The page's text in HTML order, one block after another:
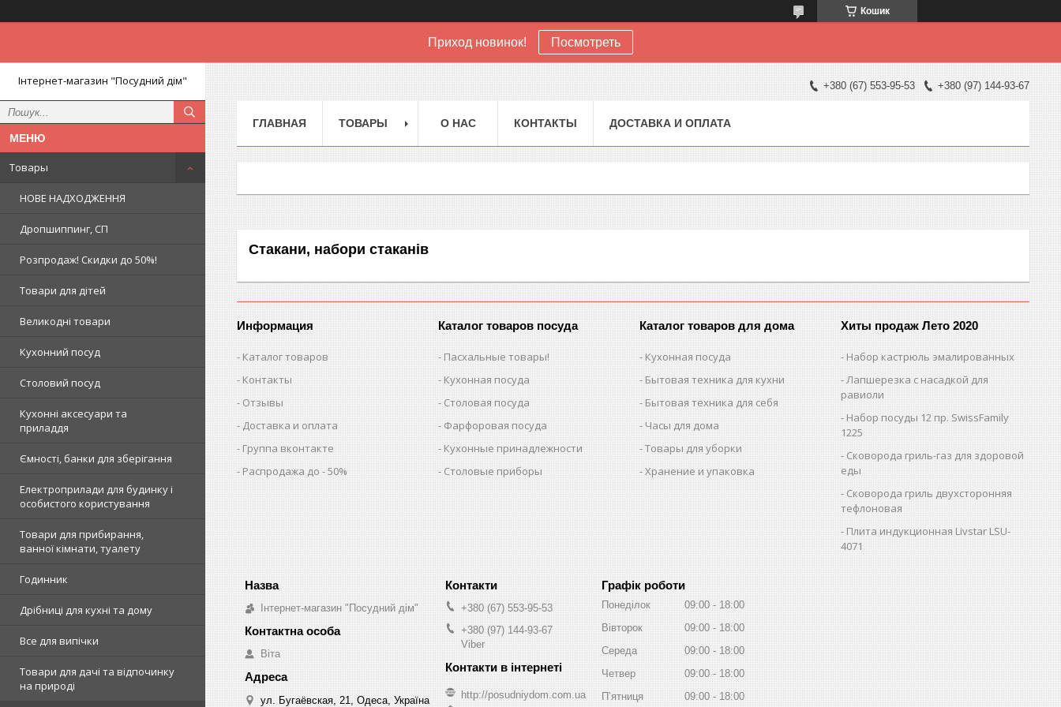
Кошик
Приход новинок! Посмотреть
Інтернет-магазин "Посудний дім"
Товары
НОВЕ НАДХОДЖЕННЯ
Дропшиппинг, СП
Розпродаж! Скидки до 50%!
Товари для дітей
Великодні товари
Кухонний посуд
Столовий посуд
Кухонні аксесуари та
приладдя
Ємності, банки для зберігання
Електроприлади для будинку і
особистого користування
Товари для прибирання,
ванної кімнати, туалету
Годинник
Дрібниці для кухні та дому
Все для випічки
Товари для дачі та відпочинку
на природі
+380 (67) 553-95-53 +380 (97) 144-93-67
ГЛАВНАЯ ТОВАРЫ О НАС КОНТАКТЫ ДОСТАВКА И ОПЛАТА
Стакани, набори стаканів
Информация
Каталог товаров
Контакты
Отзывы
Доставка и оплата
Группа вконтакте
Распродажа до - 50%
Каталог товаров посуда
Пасхальные товары!
Кухонная посуда
Столовая посуда
Фарфоровая посуда
Кухонные принадлежности
Столовые приборы
Каталог товаров для дома
Кухонная посуда
Бытовая техника для кухни
Бытовая техника для себя
Часы для дома
Товары для уборки
Хранение и упаковка
Хиты продаж Лето 2020
Набор кастрюль эмалированных
Лапшерезка с насадкой для
равиоли
Набор посуды 12 пр. SwissFamily
1225
Сковорода гриль-газ для здоровой
еды
Сковорода гриль двухсторонняя
тефлоновая
Плита индукционная Livstar LSU-
4071
Інтернет-магазин "Посудний дім"
Віта
ул. Бугаёвская, 21, Одеса, Україна
+380 (67) 553-95-53
+380 (97) 144-93-67
Viber
http://posudniydom.com.ua
Графік роботи
Понеділок 09:00
18:00
Вівторок
09:00
18:00
Середа
09:00
18:00
Четвер
09:00
18:00
Пʼятниця
09:00
18:00